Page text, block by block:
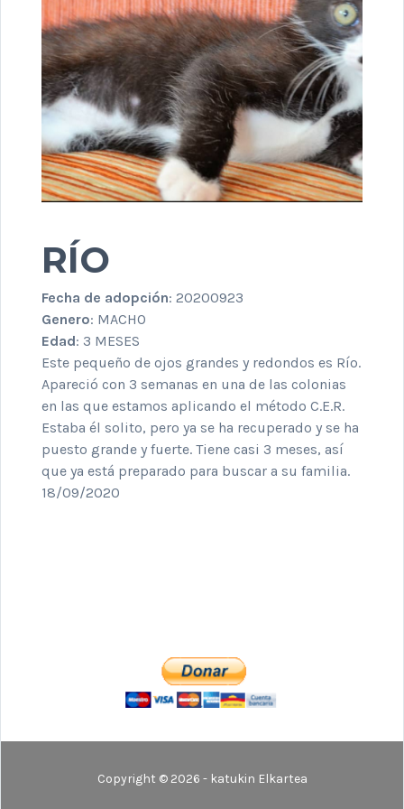
RÍO
Fecha de adopción: 20200923
Genero: MACHO
Edad: 3 MESES
Este pequeño de ojos grandes y redondos es Río.
Apareció con 3 semanas en una de las colonias
en las que estamos aplicando el método C.E.R.
Estaba él solito, pero ya se ha recuperado y se ha
puesto grande y fuerte. Tiene casi 3 meses, así
que ya está preparado para buscar a su familia.
18/09/2020
Copyright © 2026 - katukin Elkartea